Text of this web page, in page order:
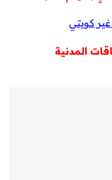
كويتي
المدنية